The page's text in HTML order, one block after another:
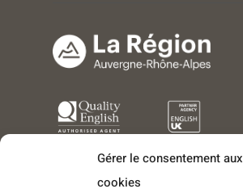
Gérer le consentement aux
cookies